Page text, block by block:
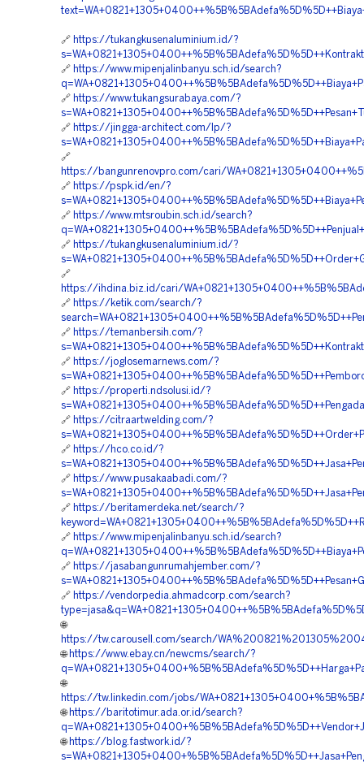
🔗 https://tukangkusenaluminium.id/?
🔗 https://www.mipenjalinbanyu.sch.id/search?
🔗 https://www.tukangsurabaya.com/?
🔗 https://jingga-architect.com/lp/?
🔗
https://bangunrenovpro.com/cari/
🔗 https://pspk.id/en/?
🔗 https://www.mtsroubin.sch.id/search?
🔗 https://tukangkusenaluminium.id/?
🔗
https://ihdina.biz.id/cari/
🔗 https://ketik.com/search/?
🔗 https://temanbersih.com/?
🔗 https://joglosemarnews.com/?
🔗 https://properti.ndsolusi.id/?
🔗 https://citraartwelding.com/?
🔗 https://hco.co.id/?
🔗 https://www.pusakaabadi.com/?
🔗 https://beritamerdeka.net/search/?
🔗 https://www.mipenjalinbanyu.sch.id/search?
🔗 https://jasabangunrumahjember.com/?
🔗 https://vendorpedia.ahmadcorp.com/search?
🌐
https://tw.carousell.com/search/
🌐 https://www.ebay.cn/newcms/search/?
🌐
https://tw.linkedin.com/jobs/
🌐 https://baritotimur.ada.or.id/search?
🌐 https://blog.fastwork.id/?